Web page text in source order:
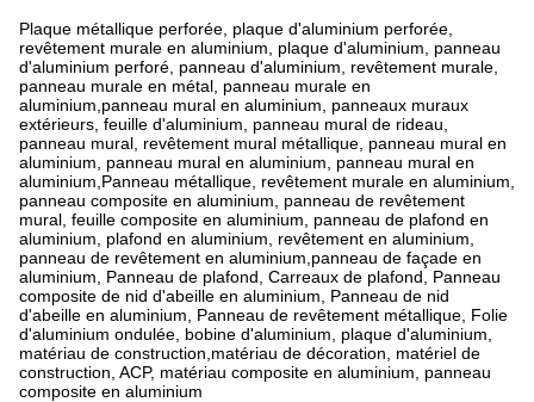
Plaque métallique perforée, plaque d'aluminium perforée,
revêtement murale en aluminium, plaque d'aluminium, panneau
d'aluminium perforé, panneau d'aluminium, revêtement murale,
panneau murale en métal, panneau murale en
aluminium,panneau mural en aluminium, panneaux muraux
extérieurs, feuille d'aluminium, panneau mural de rideau,
panneau mural, revêtement mural métallique, panneau mural en
aluminium, panneau mural en aluminium, panneau mural en
aluminium,Panneau métallique, revêtement murale en aluminium,
panneau composite en aluminium, panneau de revêtement
mural, feuille composite en aluminium, panneau de plafond en
aluminium, plafond en aluminium, revêtement en aluminium,
panneau de revêtement en aluminium,panneau de façade en
aluminium, Panneau de plafond, Carreaux de plafond, Panneau
composite de nid d'abeille en aluminium, Panneau de nid
d'abeille en aluminium, Panneau de revêtement métallique, Folie
d'aluminium ondulée, bobine d'aluminium, plaque d'aluminium,
matériau de construction,matériau de décoration, matériel de
construction, ACP, matériau composite en aluminium, panneau
composite en aluminium